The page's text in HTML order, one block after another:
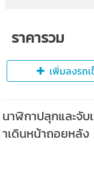
ราคารวม
เพิ่มลงรถ
นาฬิกาปลุกและจับ
าเดินหน้าถอยหลั